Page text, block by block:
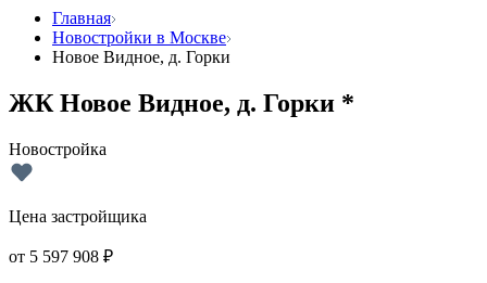
Главная
Новостройки в Москве
Новое Видное, д. Горки
ЖК Новое Видное, д. Горки *
Новостройка
Цена застройщика
от 5 597 908 ₽